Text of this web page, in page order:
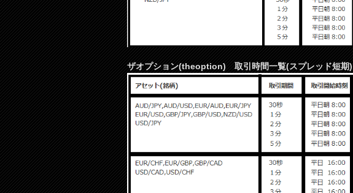
ザオプション(theoption) 取引時間一覧(スプレッド短期)